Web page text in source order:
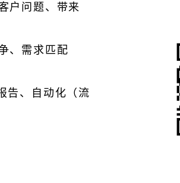
户问题、带来
、需求匹配
告、自动化（流